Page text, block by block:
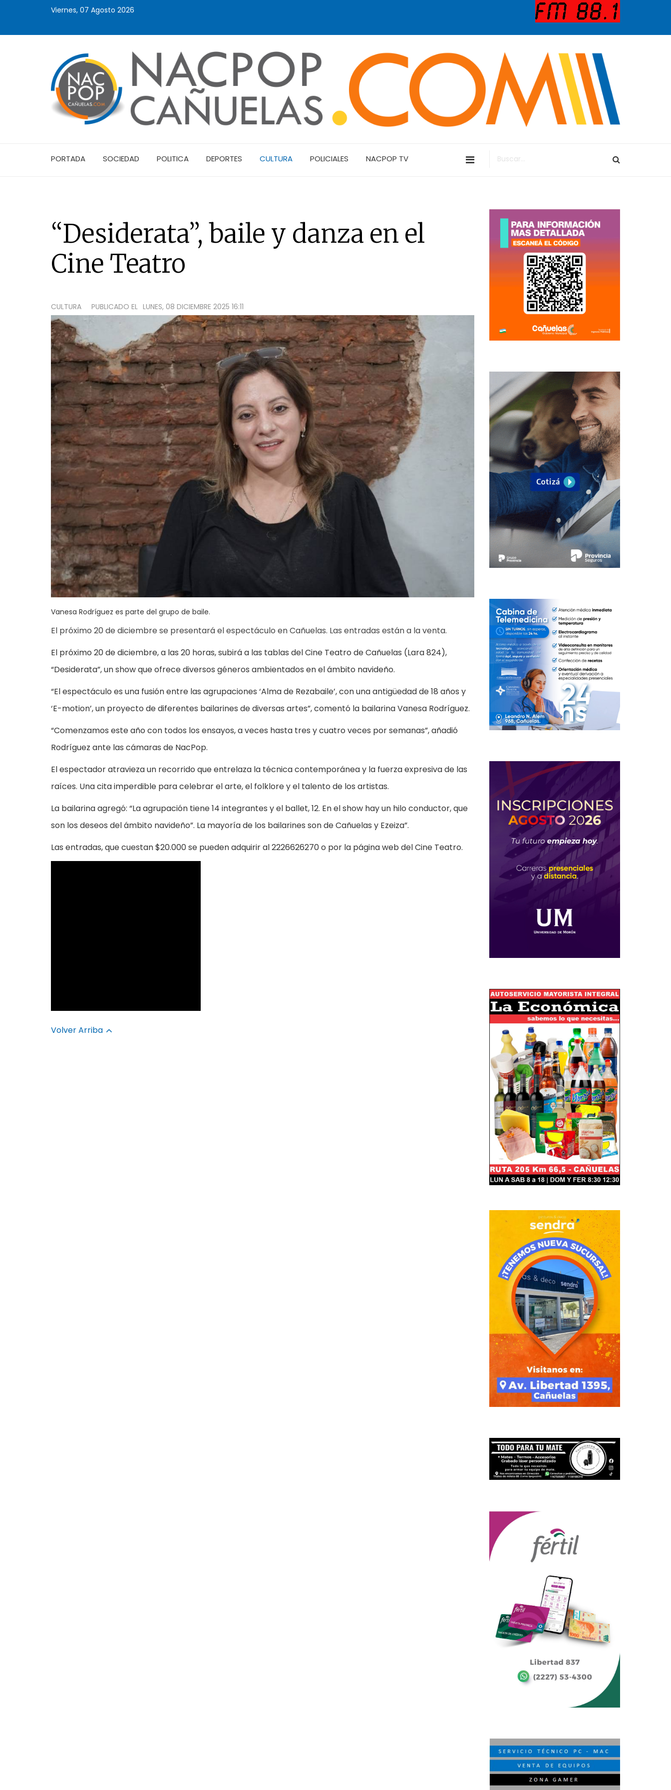
Viernes, 07 Agosto 2026
PORTADA SOCIEDAD POLITICA DEPORTES CULTURA POLICIALES NACPOP TV
“Desiderata”, baile y danza en el
Cine Teatro
CULTURA PUBLICADO EL LUNES, 08 DICIEMBRE 2025 16:11
Vanesa Rodríguez es parte del grupo de baile.
El próximo 20 de diciembre se presentará el espectáculo en Cañuelas. Las entradas están a la venta.
El próximo 20 de diciembre, a las 20 horas, subirá a las tablas del Cine Teatro de Cañuelas (Lara 824),
“Desiderata”, un show que ofrece diversos géneros ambientados en el ámbito navideño.
“El espectáculo es una fusión entre las agrupaciones ‘Alma de Rezabaile’, con una antigüedad de 18 años y
‘E-motion’, un proyecto de diferentes bailarines de diversas artes”, comentó la bailarina Vanesa Rodríguez.
“Comenzamos este año con todos los ensayos, a veces hasta tres y cuatro veces por semanas”, añadió
Rodríguez ante las cámaras de NacPop.
El espectador atravieza un recorrido que entrelaza la técnica contemporánea y la fuerza expresiva de las
raíces. Una cita imperdible para celebrar el arte, el folklore y el talento de los artistas.
La bailarina agregó: “La agrupación tiene 14 integrantes y el ballet, 12. En el show hay un hilo conductor, que
son los deseos del ámbito navideño”. La mayoría de los bailarines son de Cañuelas y Ezeiza”.
Las entradas, que cuestan $20.000 se pueden adquirir al 2226626270 o por la página web del Cine Teatro.
Volver Arriba